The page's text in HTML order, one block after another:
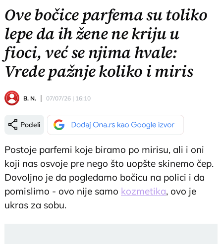
Ove bočice parfema su toliko
lepe da ih žene ne kriju u
fioci, već se njima hvale:
Vrede pažnje koliko i miris
B. N. 07/07/26 | 16:10
Podeli
Postoje parfemi koje biramo po mirisu, ali i oni
koji nas osvoje pre nego što uopšte skinemo čep.
Dovoljno je da pogledamo bočicu na polici i da
pomislimo - ovo nije samo kozmetika, ovo je
ukras za sobu.